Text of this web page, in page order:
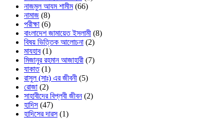
নাজমুল আযম শামীম(66)
নামাজ (8)
পরীক্ষা (6)
বাংলাদেশ জামায়েত ইসলামী (8)
বিষয় ভিত্তিক আলোচনা (2)
মাযহাব(1)
মিজানুর রহমান আজাহারী (7)
যাকাত(1)
রাসুল (সাঃ) এর জীবনী (5)
রোজা (2)
সাহাবীদের বিপ্লবী জীবন(2)
হাদিস(47)
হাদিসের দারস(1)